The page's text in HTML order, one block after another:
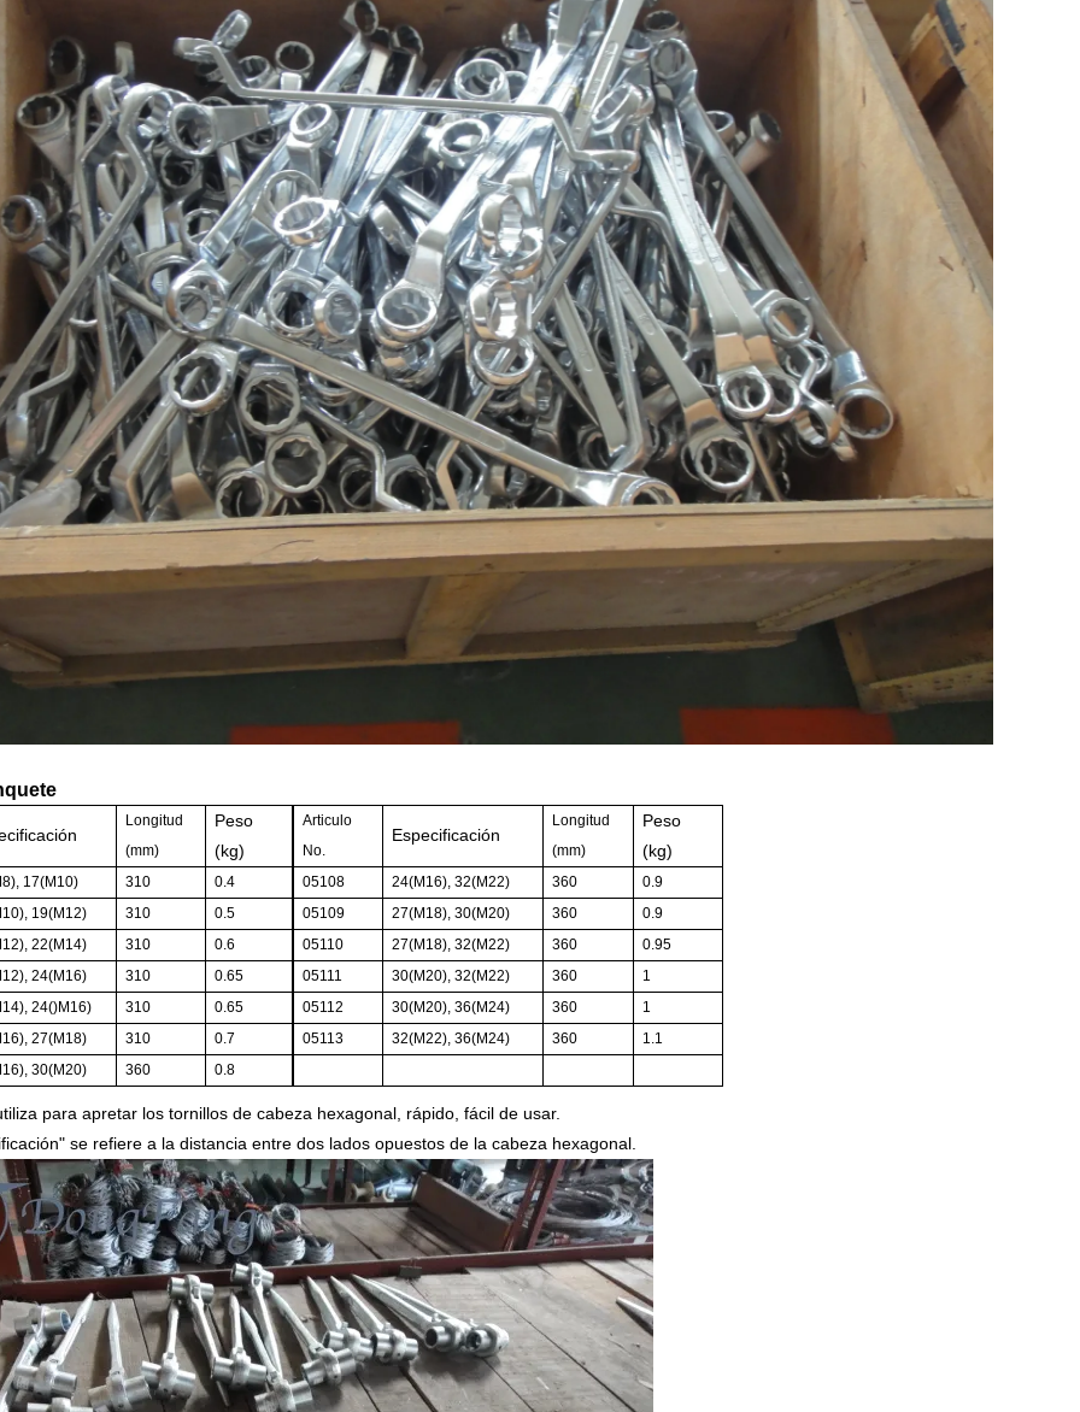
Longitud
(mm)
Peso
(kg)
Articulo
No.
Especificación
Longitud
(mm)
Peso
(kg)
17(M10) 310 0.4 05108 24(M16), 32(M22) 360
0.9
19(M12) 310 0.5 05109 27(M18), 30(M20) 360
0.9
22(M14) 310 0.6 05110 27(M18), 32(M22) 360
0.95
24(M16) 310 0.65 05111 30(M20), 32(M22) 360
1
24()M16) 310 0.65 05112 30(M20), 36(M24) 360
1
27(M18) 310 0.7 05113 32(M22), 36(M24) 360
1.1
30(M20) 360 0.8
para apretar los tornillos de cabeza hexagonal, rápido, fácil de usar.
se refiere a la distancia entre dos lados opuestos de la cabeza hexagonal.